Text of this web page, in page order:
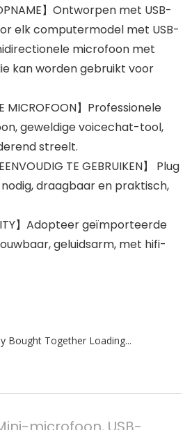
】Ontworpen met USB-
elk computermodel met USB-
microfoon met
kan worden gebruikt voor
MICROFOON】Professionele
geweldige voicechat-tool,
streelt.
TE GEBRUIKEN】 Plug
draagbaar en praktisch,
】Adopteer geïmporteerde
geluidsarm, met hifi-
Bought Together Loading...